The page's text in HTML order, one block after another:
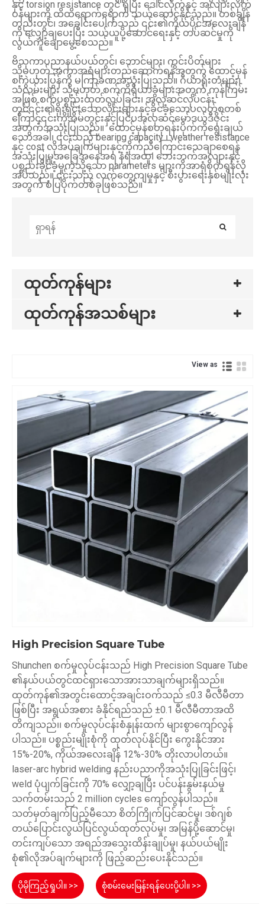
နှင့် torsion resistance တွင် ရှိပြီး ဒေါင်လိုက်နှင့် အလျားလိုက်
ဝန်များကို ထိထိရောက်ရောက် သယ်ဆောင်နိုင်သည်။ တစ်ချိန်
တည်းတွင်၊ အခေါင်းပေါက်သည် ၎င်း၏ကိုယ်ပိုင်အလေးချိန်
ကို လျှော့ချပေးပြီး သယ်ယူပို့ဆောင်ရေးနှင့် တပ်ဆင်မှုကို
လွယ်ကူချောမွေ့စေသည်။
ဗိသုကာပညာနယ်ပယ်တွင်၊ ဘောင်များ၊ ကွင်းပိတ်များ
သို့မဟုတ် အကာအရံများတည်ဆောက်ရန်အတွက် ထောင့်မှန်
စကွဲယားပြွန်ကို မကြာခဏအသုံးပြုသည်။ ဂီယာရိုးတံများ၊
သံလမ်းများ သို့မဟုတ် စက်ကိရိယာခွံများအတွက် ကုန်ကြမ်း
အဖြစ် စက်ပစ္စည်းထုတ်လုပ်ခြင်း၊ အလှဆင်လုပ်ငန်း
တွင်၎င်း၏ရိုးရှင်းသောလိုင်းများနှင့်ခိုင်ခံ့သောပလတ်စတစ်
ကြောင့်၎င်းကိုအိမ်တွင်းနှင့်ပြင်ပအလှဆင်မော်ဒယ်ဒီဇိုင်း
အတွက်အသုံးပြုသည်။ ထောင့်မှန်စတုရန်းပိုက်ကိုရွေးချယ်
သောအခါ၊ ၎င်းသည် bearing capacity ၊ weather resistance
နှင့် cost လိုအပ်ချက်များနှင့်ကိုက်ညီကြောင်းသေချာစေရန်
အသုံးပြုမှုအခြေအနေအရ နံရံအထူ၊ ဘေးဘက်အလျားနှင့်
ပစ္စည်းခိုင်ခံ့မှုကဲ့သို့သော parameters များကိုအာရုံစိုက်ရန်လို
အပ်သည်။ ၎င်းသည် လက်တွေ့ကျမှုနှင့် စီးပွားရေးနှစ်မျိုးလုံး
အတွက် စံပြပိုက်တစ်ခုဖြစ်သည်။
ထုတ်ကုန်များ
ထုတ်ကုန်အသစ်များ
View as
High Precision Square Tube
Shunchen စက်မှုလုပ်ငန်းသည် High Precision Square Tube
၏နယ်ပယ်တွင်ထင်ရှားသောအားသာချက်များရှိသည်။
ထုတ်ကုန်၏အတွင်းထောင့်အချင်းဝက်သည် ≤0.3 မီလီမီတာ
ဖြစ်ပြီး အရွယ်အစား ခံနိုင်ရည်သည် ±0.1 မီလီမီတာအထိ
တိကျသည်၊၊ စက်မှုလုပ်ငန်းစံနှုန်းထက် များစွာကျော်လွန်
ပါသည်။ ပစ္စည်းမျိုးစုံကို ထုတ်လုပ်နိုင်ပြီး ကွေးနိုင်အား
15%-20%, ကိုယ်အလေးချိန် 12%-30% တိုးလာပါတယ်။
laser-arc hybrid welding နည်းပညာကိုအသုံးပြုခြင်းဖြင့်၊
weld ပုံပျက်ခြင်းကို 70% လျှော့ချပြီး ပင်ပန်းနွမ်းနယ်မှု
သက်တမ်းသည် 2 million cycles ကျော်လွန်ပါသည်။
သတ်မှတ်ချက်ပြည့်မီသော စိတ်ကြိုက်ပြင်ဆင်မှု၊ ဒစ်ဂျစ်
တယ်ပြောင်းလွယ်ပြင်လွယ်ထုတ်လုပ်မှု၊ အမြန်ပို့ဆောင်မှု၊
တင်းကျပ်သော အရည်အသွေးထိန်းချုပ်မှု၊ နယ်ပယ်မျိုး
စုံ၏လိုအပ်ချက်များကို ဖြည့်ဆည်းပေးနိုင်သည်။
ပိုမိုကြည့်ရှုပါ။ >> စုံစမ်းမေးမြန်းရန်ပေးပို့ပါ။ >>